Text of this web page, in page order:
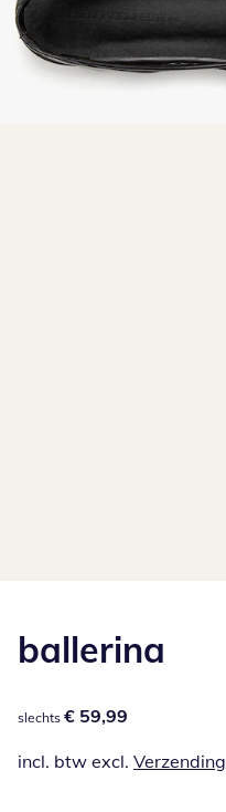
ballerina
€ 59,99
slechts € 59,99
incl. btw excl. Verzending